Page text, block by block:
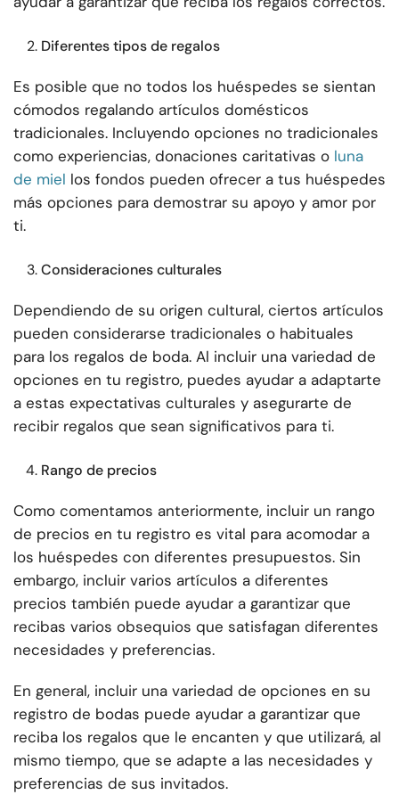
Diferentes tipos de regalos
Es posible que no todos los huéspedes se sientan
cómodos regalando artículos domésticos
tradicionales. Incluyendo opciones no tradicionales
como experiencias, donaciones caritativas o luna
de miel los fondos pueden ofrecer a tus huéspedes
más opciones para demostrar su apoyo y amor por
ti.
Consideraciones culturales
Dependiendo de su origen cultural, ciertos artículos
pueden considerarse tradicionales o habituales
para los regalos de boda. Al incluir una variedad de
opciones en tu registro, puedes ayudar a adaptarte
a estas expectativas culturales y asegurarte de
recibir regalos que sean significativos para ti.
Rango de precios
Como comentamos anteriormente, incluir un rango
de precios en tu registro es vital para acomodar a
los huéspedes con diferentes presupuestos. Sin
embargo, incluir varios artículos a diferentes
precios también puede ayudar a garantizar que
recibas varios obsequios que satisfagan diferentes
necesidades y preferencias.
En general, incluir una variedad de opciones en su
registro de bodas puede ayudar a garantizar que
reciba los regalos que le encanten y que utilizará, al
mismo tiempo, que se adapte a las necesidades y
preferencias de sus invitados.